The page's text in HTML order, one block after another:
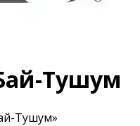
Тушум
Тушум»